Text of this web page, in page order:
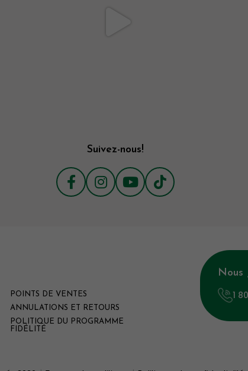
Suivez-nous!
POINTS DE VENTES
ANNULATIONS ET RETOURS
POLITIQUE DU PROGRAMME
FIDÉLITÉ
Nous
1